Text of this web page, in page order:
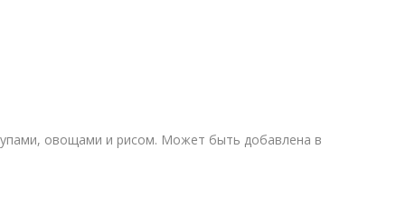
овощами и рисом. Может быть добавлена в